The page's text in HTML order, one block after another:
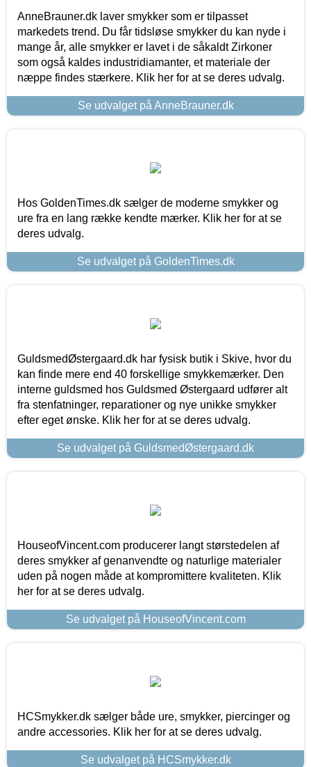
AnneBrauner.dk laver smykker som er tilpasset
markedets trend. Du får tidsløse smykker du kan nyde i
mange år, alle smykker er lavet i de såkaldt Zirkoner
som også kaldes industridiamanter, et materiale der
næppe findes stærkere. Klik her for at se deres udvalg.
Se udvalget på AnneBrauner.dk
Hos GoldenTimes.dk sælger de moderne smykker og
ure fra en lang række kendte mærker. Klik her for at se
deres udvalg.
Se udvalget på GoldenTimes.dk
GuldsmedØstergaard.dk har fysisk butik i Skive, hvor du
kan finde mere end 40 forskellige smykkemærker. Den
interne guldsmed hos Guldsmed Østergaard udfører alt
fra stenfatninger, reparationer og nye unikke smykker
efter eget ønske. Klik her for at se deres udvalg.
Se udvalget på GuldsmedØstergaard.dk
HouseofVincent.com producerer langt størstedelen af
deres smykker af genanvendte og naturlige materialer
uden på nogen måde at kompromittere kvaliteten. Klik
her for at se deres udvalg.
Se udvalget på HouseofVincent.com
HCSmykker.dk sælger både ure, smykker, piercinger og
andre accessories. Klik her for at se deres udvalg.
Se udvalget på HCSmykker.dk